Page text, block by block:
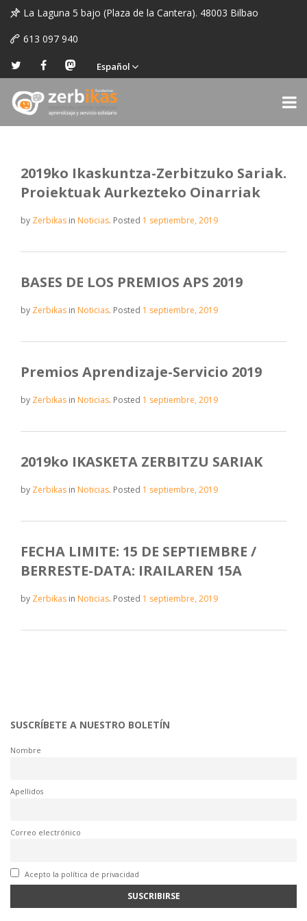
La Laguna 5 bajo (Plaza de la Cantera). 48003 Bilbao
613 097 940
Español
2019ko Ikaskuntza-Zerbitzuko Sariak.
Proiektuak Aurkezteko Oinarriak
by Zerbikas in Noticias. Posted 1 septiembre, 2019
BASES DE LOS PREMIOS APS 2019
by Zerbikas in Noticias. Posted 1 septiembre, 2019
Premios Aprendizaje-Servicio 2019
by Zerbikas in Noticias. Posted 1 septiembre, 2019
2019ko IKASKETA ZERBITZU SARIAK
by Zerbikas in Noticias. Posted 1 septiembre, 2019
FECHA LIMITE: 15 DE SEPTIEMBRE /
BERRESTE-DATA: IRAILAREN 15A
by Zerbikas in Noticias. Posted 1 septiembre, 2019
SUSCRÍBETE A NUESTRO BOLETÍN
Nombre
Apellidos
Correo electrónico
Acepto la política de privacidad